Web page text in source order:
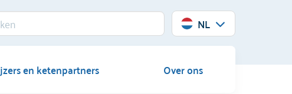
NL
en ketenpartners Over ons